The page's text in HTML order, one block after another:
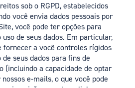
sob o RGPD, estabelecidos
você envia dados pessoais por
você pode ter opções para
de seus dados. Em particular,
fornecer a você controles rígidos
de seus dados para fins de
(incluindo a capacidade de optar
e-mails, o que você pode